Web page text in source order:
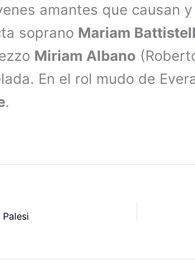
amantes que causan
soprano Mariam
Miriam Albano
En el rol mudo de
.